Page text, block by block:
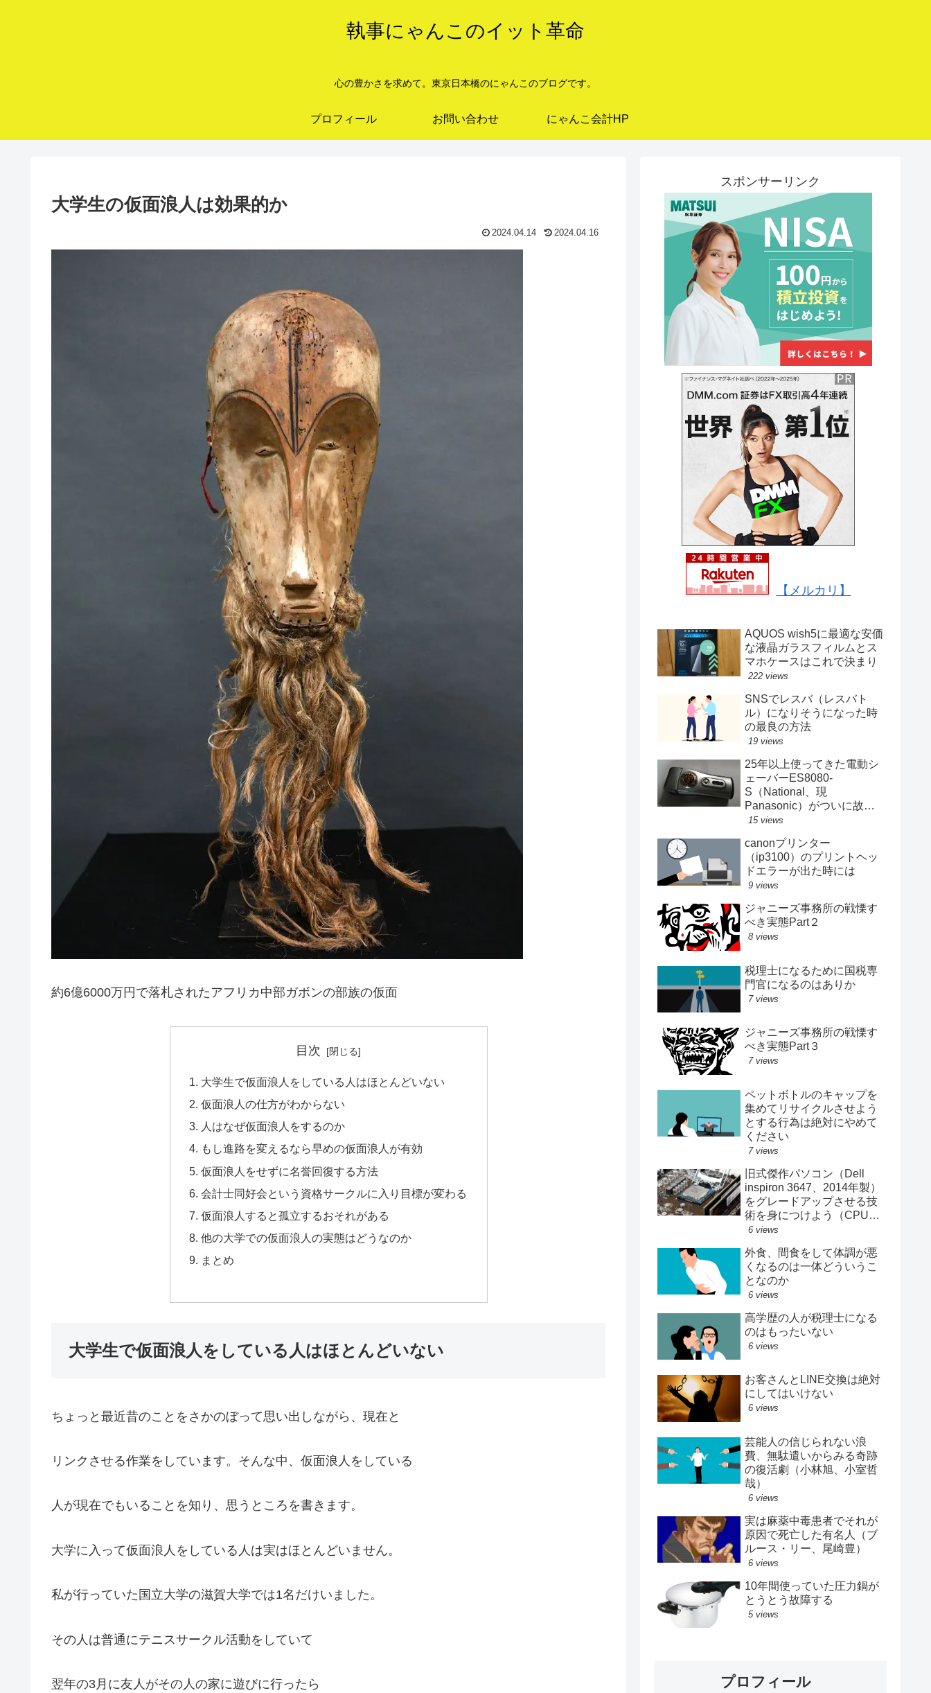
執事にゃんこのイット革命
心の豊かさを求めて。東京日本橋のにゃんこのブログです。
プロフィール お問い合わせ にゃんこ会計HP
大学生の仮面浪人は効果的か
2024.04.14 2024.04.16
約6億6000万円で落札されたアフリカ中部ガボンの部族の仮面
目次
大学生で仮面浪人をしている人はほとんどいない
仮面浪人の仕方がわからない
人はなぜ仮面浪人をするのか
もし進路を変えるなら早めの仮面浪人が有効
仮面浪人をせずに名誉回復する方法
会計士同好会という資格サークルに入り目標が変わる
仮面浪人すると孤立するおそれがある
他の大学での仮面浪人の実態はどうなのか
まとめ
大学生で仮面浪人をしている人はほとんどいない
ちょっと最近昔のことをさかのぼって思い出しながら、現在と
リンクさせる作業をしています。そんな中、仮面浪人をしている
人が現在でもいることを知り、思うところを書きます。
大学に入って仮面浪人をしている人は実はほとんどいません。
私が行っていた国立大学の滋賀大学では1名だけいました。
その人は普通にテニスサークル活動をしていて
翌年の3月に友人がその人の家に遊びに行ったら
スポンサーリンク
【メルカリ】
AQUOS wish5に最適な安価
な液晶ガラスフィルムとス
マホケースはこれで決まり
222 views
SNSでレスバ（レスバト
ル）になりそうになった時
の最良の方法
19 views
25年以上使ってきた電動シ
ェーバーES8080-
S（National、現
Panasonic）がついに故障
する
15 views
canonプリンター
（ip3100）のプリントヘッ
ドエラーが出た時には
9 views
ジャニーズ事務所の戦慄す
べき実態Part２
8 views
税理士になるために国税専
門官になるのはありか
7 views
ジャニーズ事務所の戦慄す
べき実態Part３
7 views
ペットボトルのキャップを
集めてリサイクルさせよう
とする行為は絶対にやめて
ください
7 views
旧式傑作パソコン（Dell
inspiron 3647、2014年製）
をグレードアップさせる技
術を身につけよう（CPU、
メモリ、SSD交換記録）
6 views
外食、間食をして体調が悪
くなるのは一体どういうこ
となのか
6 views
高学歴の人が税理士になる
のはもったいない
6 views
お客さんとLINE交換は絶対
にしてはいけない
6 views
芸能人の信じられない浪
費、無駄遣いからみる奇跡
の復活劇（小林旭、小室哲
哉）
6 views
実は麻薬中毒患者でそれが
原因で死亡した有名人（ブ
ルース・リー、尾崎豊）
6 views
10年間使っていた圧力鍋が
とうとう故障する
5 views
プロフィール